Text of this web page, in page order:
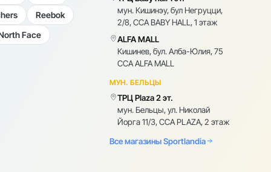
Reebok
Face
мун. Кишинэу, бул Негруцци,
2/8, CCA BABY HALL, 1 этаж
ALFA MALL
Кишинев, бул. Алба-Юлия, 75
CCA ALFA MALL
МУН. БЕЛЬЦЫ
ТРЦ Plaza 2 эт.
мун. Бельцы, ул. Николай
Йорга 11/3, CCA PLAZA, 2 этаж
Все магазины Sportlandia